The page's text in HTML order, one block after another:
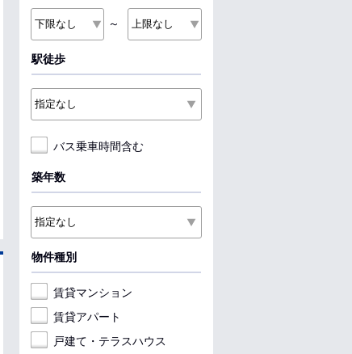
～
駅徒歩
バス乗車時間含む
築年数
物件種別
賃貸マンション
賃貸アパート
戸建て・テラスハウス